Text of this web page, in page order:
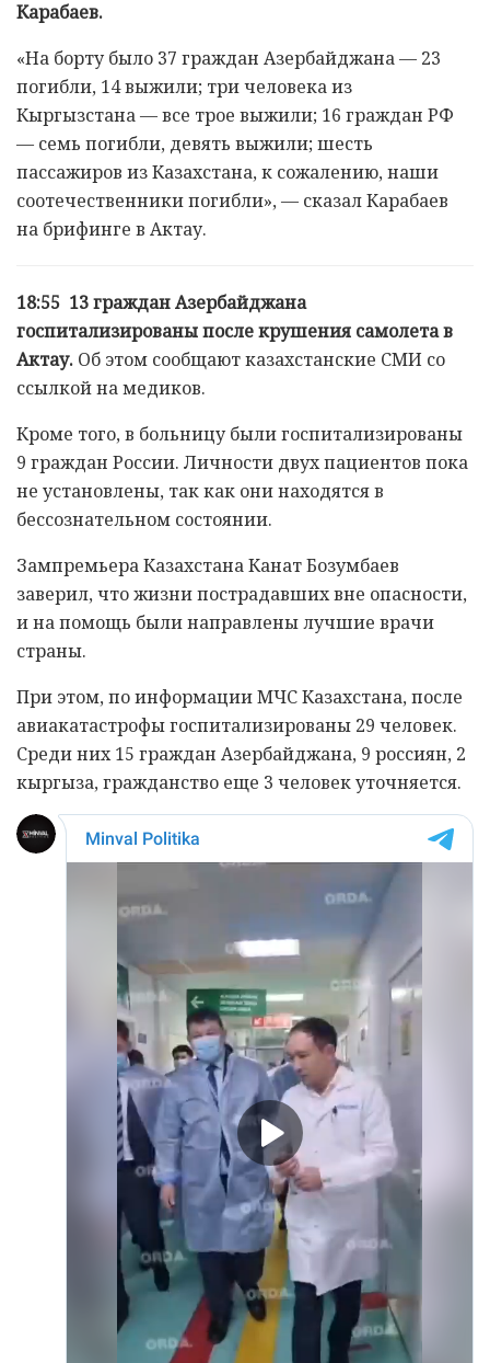
Карабаев.
«На борту было 37 граждан Азербайджана — 23
погибли, 14 выжили; три человека из
Кыргызстана — все трое выжили; 16 граждан РФ
— семь погибли, девять выжили; шесть
пассажиров из Казахстана, к сожалению, наши
соотечественники погибли», — сказал Карабаев
на брифинге в Актау.
18:55 13 граждан Азербайджана
госпитализированы после крушения самолета в
Актау. Об этом сообщают казахстанские СМИ со
ссылкой на медиков.
Кроме того, в больницу были госпитализированы
9 граждан России. Личности двух пациентов пока
не установлены, так как они находятся в
бессознательном состоянии.
Зампремьера Казахстана Канат Бозумбаев
заверил, что жизни пострадавших вне опасности,
и на помощь были направлены лучшие врачи
страны.
При этом, по информации МЧС Казахстана, после
авиакатастрофы госпитализированы 29 человек.
Среди них 15 граждан Азербайджана, 9 россиян, 2
кыргыза, гражданство еще 3 человек уточняется.